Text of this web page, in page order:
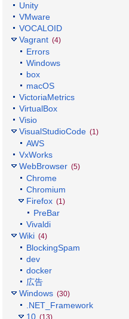
Unity
VMware
VOCALOID
Vagrant (4)
Errors
Windows
box
macOS
VictoriaMetrics
VirtualBox
Visio
VisualStudioCode (1)
AWS
VxWorks
WebBrowser (5)
Chrome
Chromium
Firefox (1)
PreBar
Vivaldi
Wiki (4)
BlockingSpam
dev
docker
広告
Windows (30)
.NET_Framework
10 (13)